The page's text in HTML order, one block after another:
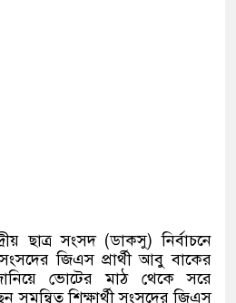
ছাত্র সংসদ (ডাকসু) নির্বাচনে
সংসদের জিএস প্রার্থী আবু বাকের
ভোটের মাঠ থেকে সরে
সমন্বিত শিক্ষার্থী সংসদের জিএস